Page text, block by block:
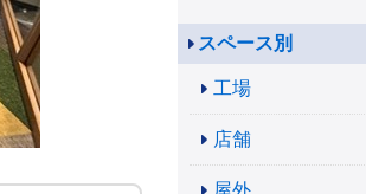
スペース別
工場
店舗
屋外